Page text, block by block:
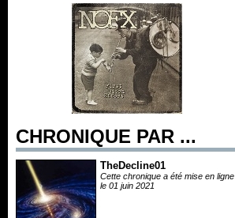
CHRONIQUE PAR ...
TheDecline01
Cette chronique a été mise en ligne
le 01 juin 2021